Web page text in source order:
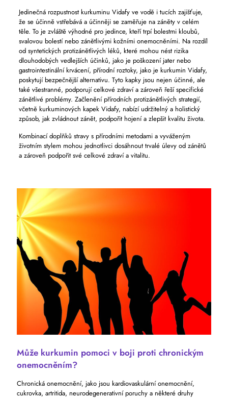
Jedinečná rozpustnost kurkuminu Vidafy ve vodě i tucích zajišťuje,
že se účinně vstřebává a účinněji se zaměřuje na záněty v celém
těle. To je zvláště výhodné pro jedince, kteří trpí bolestmi kloubů,
svalovou bolestí nebo zánětlivými kožními onemocněními. Na rozdíl
od syntetických protizánětlivých léků, které mohou nést rizika
dlouhodobých vedlejších účinků, jako je poškození jater nebo
gastrointestinální krvácení, přírodní roztoky, jako je kurkumin Vidafy,
poskytují bezpečnější alternativu. Tyto kapky jsou nejen účinné, ale
také všestranné, podporují celkové zdraví a zároveň řeší specifické
zánětlivé problémy. Začlenění přírodních protizánětlivých strategií,
včetně kurkuminových kapek Vidafy, nabízí udržitelný a holistický
způsob, jak zvládnout zánět, podpořit hojení a zlepšit kvalitu života.
Kombinací doplňků stravy s přírodními metodami a vyváženým
životním stylem mohou jednotlivci dosáhnout trvalé úlevy od zánětů
a zároveň podpořit své celkové zdraví a vitalitu.
Může kurkumin pomoci v boji proti chronickým
onemocněním?
Chronická onemocnění, jako jsou kardiovaskulární onemocnění,
cukrovka, artritida, neurodegenerativní poruchy a některé druhy